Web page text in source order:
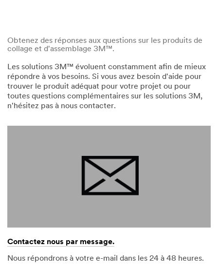
Obtenez des réponses aux questions sur les produits de
collage et d'assemblage 3M™.
Les solutions 3M™ évoluent constamment afin de mieux
répondre à vos besoins. Si vous avez besoin d'aide pour
trouver le produit adéquat pour votre projet ou pour
toutes questions complémentaires sur les solutions 3M,
n'hésitez pas à nous contacter.
Contactez nous par message.
Nous répondrons à votre e-mail dans les 24 à 48 heures.